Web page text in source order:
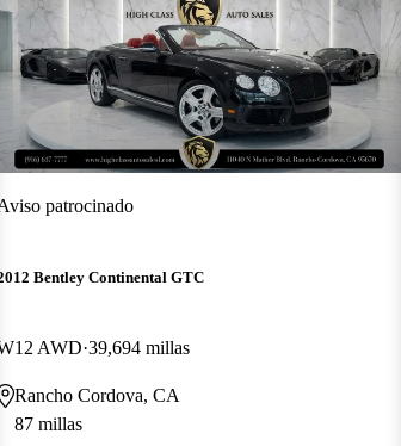
patrocinado
Bentley Continental GTC
AWD 39,694 millas
Rancho Cordova, CA
87 millas